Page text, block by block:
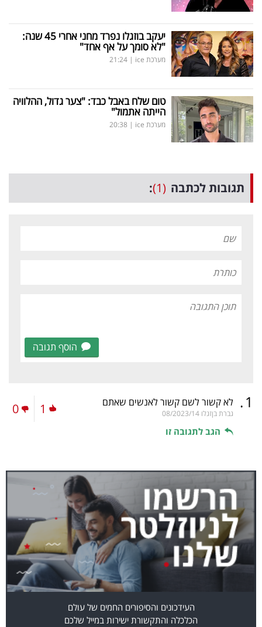
יעקב בוזגלו נפרד מחני אחרי 45 שנה:
"לא סומך על אף אחד"
מערכת ice |
21:24
טום שלח באבל כבד: "צער גדול, ההלוויה
הייתה אתמול"
מערכת ice |
20:38
תגובות לכתבה (1)
:
הוסף תגובה
1
. לא קשור לשם קשור לאנשים שאתם
גברת בןזגלו 08/2023/14
הגב לתגובה זו
1
0
העידכונים והסיפורים החמים של עולם
הכלכלה והתקשורת ישירות במייל שלכם